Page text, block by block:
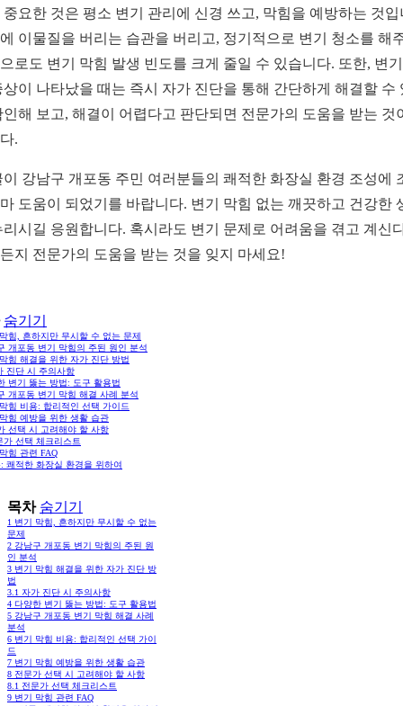
중요한 것은 평소 변기 관리에 신경 쓰고, 막힘을 예방하는 것입
이물질을 버리는 습관을 버리고, 정기적으로 변기 청소를 해
로도 변기 막힘 발생 빈도를 크게 줄일 수 있습니다. 또한, 변
상이 나타났을 때는 즉시 자가 진단을 통해 간단하게 해결할 수
인해 보고, 해결이 어렵다고 판단되면 전문가의 도움을 받는 것
.
이 강남구 개포동 주민 여러분들의 쾌적한 화장실 환경 조성에
도움이 되었기를 바랍니다. 변기 막힘 없는 깨끗하고 건강한
리시길 응원합니다. 혹시라도 변기 문제로 어려움을 겪고 계신
지 전문가의 도움을 받는 것을 잊지 마세요!
숨기기
힘, 흔하지만 무시할 수 없는 문제
개포동 변기 막힘의 주된 원인 분석
힘 해결을 위한 자가 진단 방법
진단 시 주의사항
변기 뚫는 방법: 도구 활용법
개포동 변기 막힘 해결 사례 분석
힘 비용: 합리적인 선택 가이드
힘 예방을 위한 생활 습관
선택 시 고려해야 할 사항
가 선택 체크리스트
힘 관련 FAQ
쾌적한 화장실 환경을 위하여
목차 숨기기
1 변기 막힘, 흔하지만 무시할 수 없는
문제
2 강남구 개포동 변기 막힘의 주된 원
인 분석
3 변기 막힘 해결을 위한 자가 진단 방
법
3.1 자가 진단 시 주의사항
4 다양한 변기 뚫는 방법: 도구 활용법
5 강남구 개포동 변기 막힘 해결 사례
분석
6 변기 막힘 비용: 합리적인 선택 가이
드
7 변기 막힘 예방을 위한 생활 습관
8 전문가 선택 시 고려해야 할 사항
8.1 전문가 선택 체크리스트
9 변기 막힘 관련 FAQ